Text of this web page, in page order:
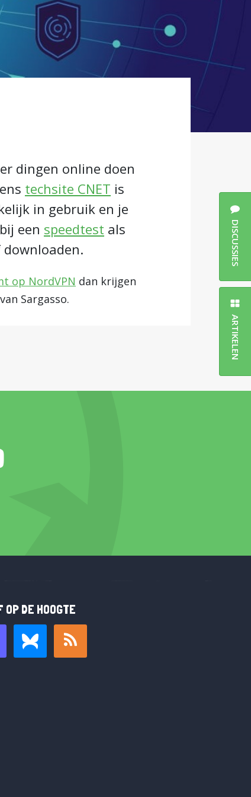
dingen online doen
techsite CNET is
in gebruik en je
een speedtest als
op NordVPN dan krijgen
Sargasso.
DE HOOGTE
DISCUSSIES
ARTIKELEN